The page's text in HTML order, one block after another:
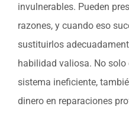
invulnerables. Pueden
razones, y cuando eso
sustituirlos
habilidad valiosa. No solo
sistema ineficiente,
dinero en reparaciones